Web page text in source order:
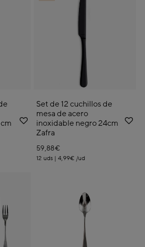
Set de 12 cuchillos de
mesa de acero
inoxidable negro 24cm
Zafra
59,88€
12 uds | 4,99€ /ud